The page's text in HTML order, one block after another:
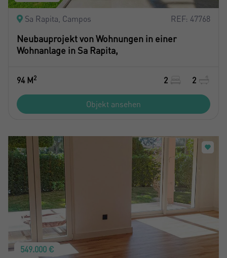
Sa Rapita, Campos REF: 47768
Neubauprojekt von Wohnungen in einer
Wohnanlage in Sa Rapita,
94 M2 2 2
Objekt ansehen
549.000 €